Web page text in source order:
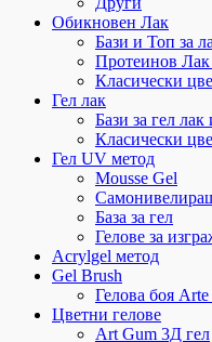
Обикновен Лак
Бази и Топ за
Протеинов Лак
Класически
Гел лак
Бази за гел лак
Класически
Гел UV метод
Mousse Gel
База за гел
Гелове за
Acrylgel метод
Gel Brush
Гелова боя
Цветни гелове
Art Gum 3Д гел